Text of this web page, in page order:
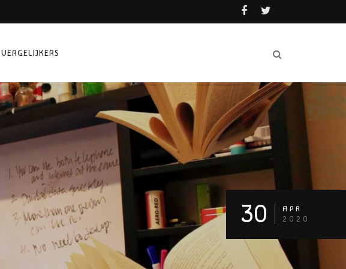
VERGELIJKERS
30
APR
2020